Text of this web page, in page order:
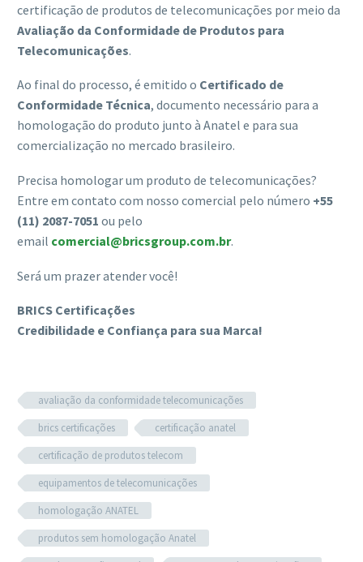
certificação de produtos de telecomunicações por meio da
Avaliação da Conformidade de Produtos para
Telecomunicações.
Ao final do processo, é emitido o Certificado de
Conformidade Técnica, documento necessário para a
homologação do produto junto à Anatel e para sua
comercialização no mercado brasileiro.
Precisa homologar um produto de telecomunicações?
Entre em contato com nosso comercial pelo número +55
(11) 2087-7051 ou pelo
email comercial@bricsgroup.com.br.
Será um prazer atender você!
BRICS Certificações
Credibilidade e Confiança para sua Marca!
avaliação da conformidade telecomunicações
brics certificações
certificação anatel
certificação de produtos telecom
equipamentos de telecomunicações
homologação ANATEL
produtos sem homologação Anatel